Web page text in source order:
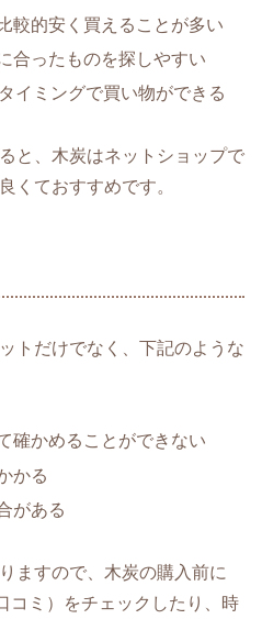
較的安く買えることが多い
合ったものを探しやすい
イミングで買い物ができる
と、木炭はネットショップで
くておすすめです。
トだけでなく、下記のような
確かめることができない
かる
がある
ますので、木炭の購入前に
コミ）をチェックしたり、時